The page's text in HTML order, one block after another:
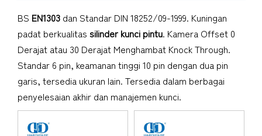
BS EN1303 dan Standar DIN 18252/09-1999. Kuningan
padat berkualitas silinder kunci pintu. Kamera Offset 0
Derajat atau 30 Derajat Menghambat Knock Through.
Standar 6 pin, keamanan tinggi 10 pin dengan dua pin
garis, tersedia ukuran lain. Tersedia dalam berbagai
penyelesaian akhir dan manajemen kunci.